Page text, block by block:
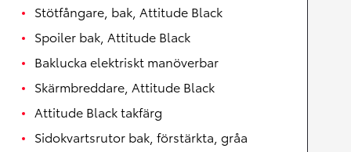
Stötfångare, bak, Attitude Black
Spoiler bak, Attitude Black
Baklucka elektriskt manöverbar
Skärmbreddare, Attitude Black
Attitude Black takfärg
Sidokvartsrutor bak, förstärkta, gråa